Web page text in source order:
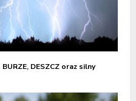
DESZCZ oraz silny